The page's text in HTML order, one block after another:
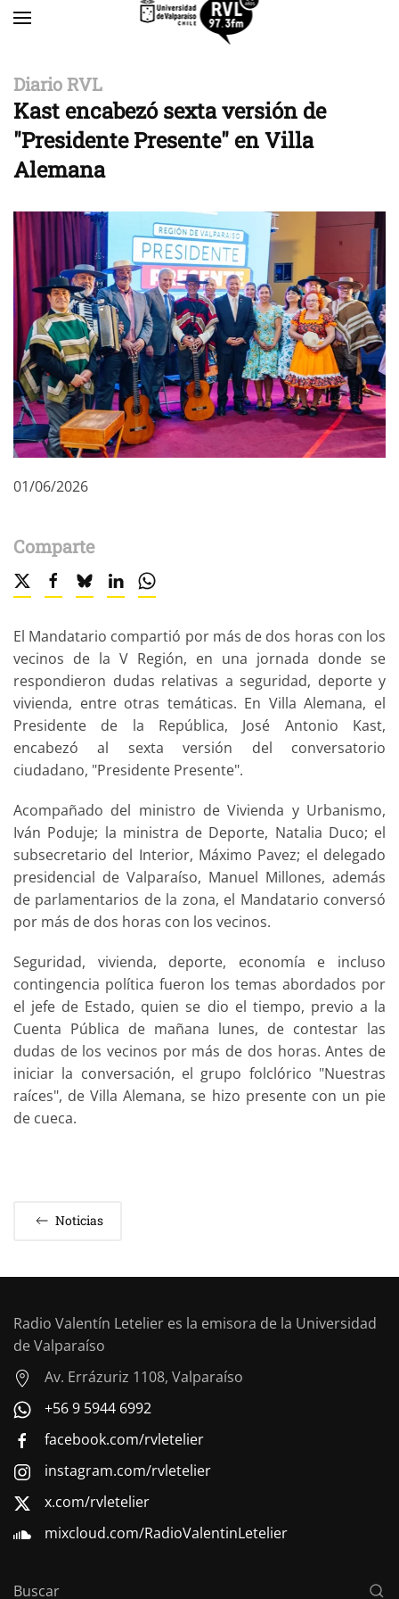
Diario RVL
Kast encabezó sexta versión de
"Presidente Presente" en Villa
Alemana
01/06/2026
Comparte
El Mandatario compartió por más de dos horas con los
vecinos de la V Región, en una jornada donde se
respondieron dudas relativas a seguridad, deporte y
vivienda, entre otras temáticas. En Villa Alemana, el
Presidente de la República, José Antonio Kast,
encabezó al sexta versión del conversatorio
ciudadano, "Presidente Presente".
Acompañado del ministro de Vivienda y Urbanismo,
Iván Poduje; la ministra de Deporte, Natalia Duco; el
subsecretario del Interior, Máximo Pavez; el delegado
presidencial de Valparaíso, Manuel Millones, además
de parlamentarios de la zona, el Mandatario conversó
por más de dos horas con los vecinos.
Seguridad, vivienda, deporte, economía e incluso
contingencia política fueron los temas abordados por
el jefe de Estado, quien se dio el tiempo, previo a la
Cuenta Pública de mañana lunes, de contestar las
dudas de los vecinos por más de dos horas. Antes de
iniciar la conversación, el grupo folclórico "Nuestras
raíces", de Villa Alemana, se hizo presente con un pie
de cueca.
Noticias
Radio Valentín Letelier es la emisora de la Universidad
de Valparaíso
Av. Errázuriz 1108, Valparaíso
+56 9 5944 6992
facebook.com/rvletelier
instagram.com/rvletelier
x.com/rvletelier
mixcloud.com/RadioValentinLetelier